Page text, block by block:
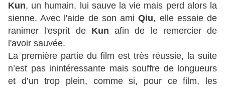
Kun, un humain, lui sauve la vie mais perd alors la
sienne. Avec l'aide de son amiQiu, elle essaie de
ranimer l'esprit de Kun afin de le remercier de
l'avoir sauvée.
La première partie du film est très réussie, la suite
n’est pas inintéressante mais souffre de longueurs
et d’un trop plein, comme si, pour ce film, les